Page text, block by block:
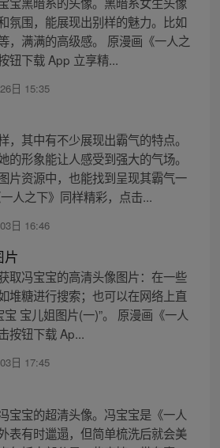
氛围，能展现出别样的魅力。比如
，满满的高级感。 原漫画《一人之
钮下载 App 立享精...
日 15:35
，其中有不少展现出霸气的特点。
的形象能让人感受到强大的气场。
片资源中，也能找到呈现其霸气一
人之下》同样精彩，点击...
日 16:46
取冯宝宝的高清头像图片：在一些
堆糖进行搜索；也可以在网络上直
宝儿姐图片(一)”。 原漫画《一人
按钮下载 Ap...
日 17:45
宝宝的超清头像。冯宝宝是《一人
表有时邋遢，但简单梳洗后就会美